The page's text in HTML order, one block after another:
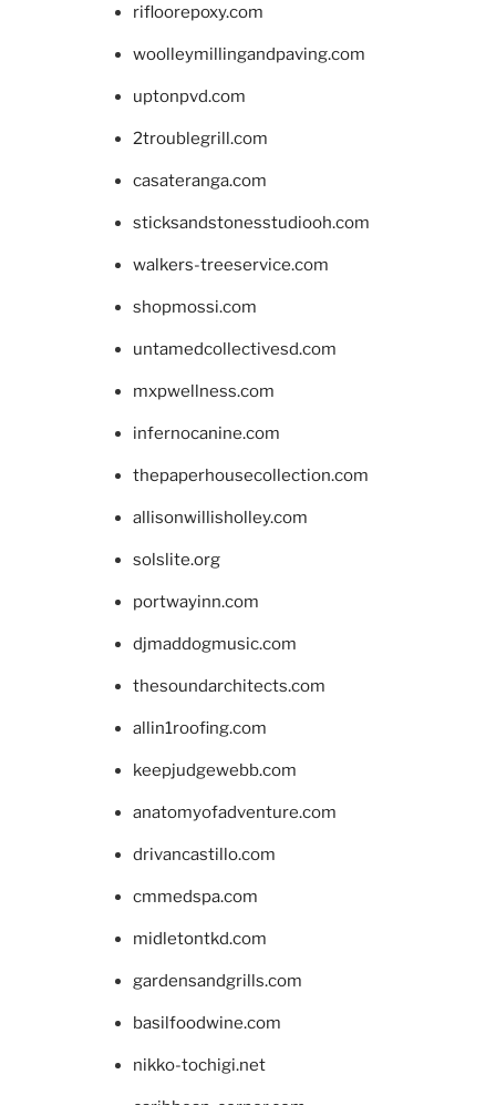
rifloorepoxy.com
woolleymillingandpaving.com
uptonpvd.com
2troublegrill.com
casateranga.com
sticksandstonesstudiooh.com
walkers-treeservice.com
shopmossi.com
untamedcollectivesd.com
mxpwellness.com
infernocanine.com
thepaperhousecollection.com
allisonwillisholley.com
solslite.org
portwayinn.com
djmaddogmusic.com
thesoundarchitects.com
allin1roofing.com
keepjudgewebb.com
anatomyofadventure.com
drivancastillo.com
cmmedspa.com
midletontkd.com
gardensandgrills.com
basilfoodwine.com
nikko-tochigi.net